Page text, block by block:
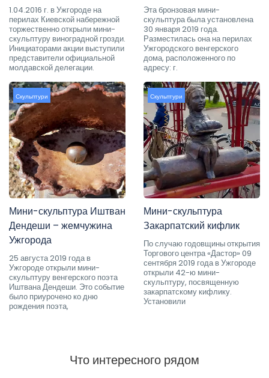
1.04.2016 г. в Ужгороде на
перилах Киевской набережной
торжественно открыли мини-
скульптуру виноградной грозди.
Инициаторами акции выступили
представители официальной
молдавской делегации.
Эта бронзовая мини-
скульптура была установлена
30 января 2019 года.
Разместилась она на перилах
Ужгородского венгерского
дома, расположенного по
адресу: г.
Скульптури
Мини-скульптура Иштван
Дендеши – жемчужина
Ужгорода
25 августа 2019 года в
Ужгороде открыли мини-
скульптуру венгерского поэта
Иштвана Дендеши. Это событие
было приурочено ко дню
рождения поэта,
Скульптури
Мини-скульптура
Закарпатский кифлик
По случаю годовщины открытия
Торгового центра «Дастор» 09
сентября 2019 года в Ужгороде
открыли 42-ю мини-
скульптуру, посвященную
закарпатскому кифлику.
Установили
Что интересного рядом